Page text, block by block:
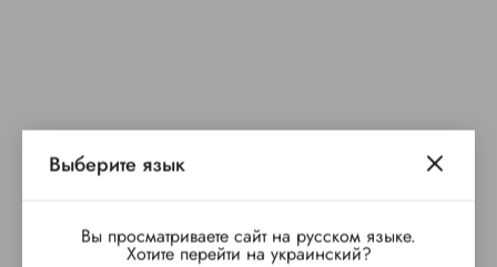
Выберите язык
Вы просматриваете сайт на русском языке.
Хотите перейти на украинский?